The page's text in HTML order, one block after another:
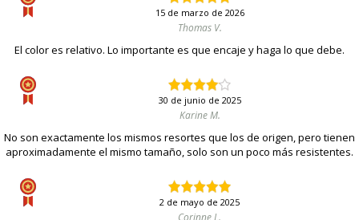
15 de marzo de 2026
Thomas V.
El color es relativo. Lo importante es que encaje y haga lo que debe.
30 de junio de 2025
Karine M.
No son exactamente los mismos resortes que los de origen, pero tienen
aproximadamente el mismo tamaño, solo son un poco más resistentes.
2 de mayo de 2025
Corinne L.